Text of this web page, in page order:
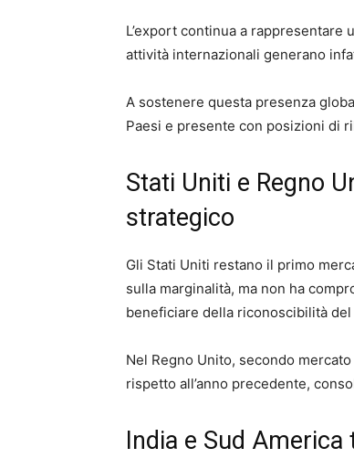
L’export continua a
attività internazionali generano
A sostenere questa presenza
Paesi e presente con posizioni di
Stati Uniti e Regno
strategico
Gli Stati Uniti restano il primo
sulla marginalità, ma non ha
beneficiare della riconoscibilità
Nel Regno Unito, secondo
rispetto all’anno precedente,
India e Sud